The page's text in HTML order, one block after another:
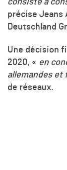
précise Jeans
Deutschland
Une décision
2020, « en
allemandes et
de réseaux.